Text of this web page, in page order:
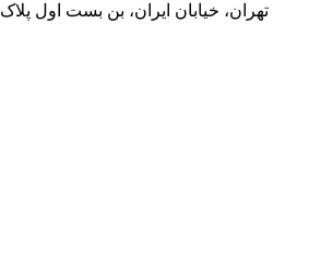
تهران، خیابان ایران، بن بست اول پلاک ۳۹